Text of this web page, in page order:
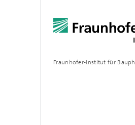
Fraunhofer-Institut für